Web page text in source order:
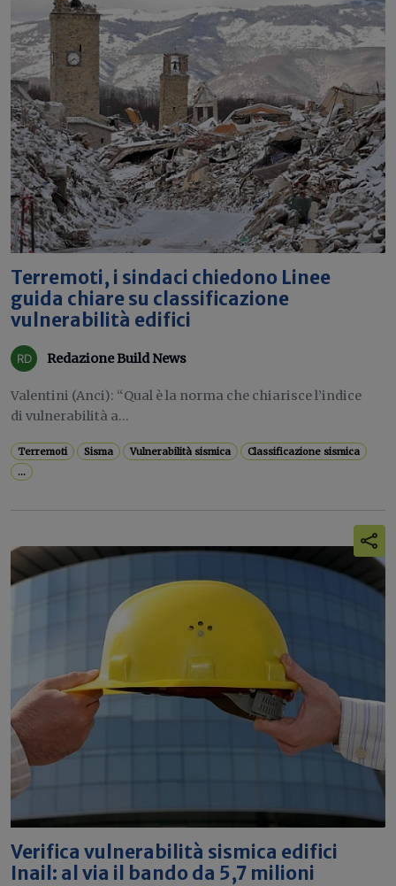
Terremoti, i sindaci chiedono Linee
guida chiare su classificazione
vulnerabilità edifici
Redazione Build News
Valentini (Anci): “Qual è la norma che chiarisce l’indice
di vulnerabilità a...
Terremoti Sisma Vulnerabilità sismica
Classificazione sismica
...
Verifica vulnerabilità sismica edifici
Inail: al via il bando da 5,7 milioni